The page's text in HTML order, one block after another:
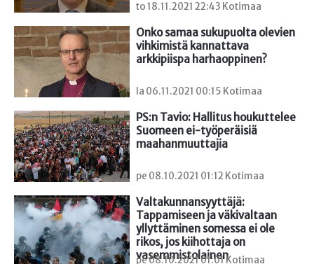
to 18.11.2021 22:43 Kotimaa
Onko samaa sukupuolta olevien
vihkimistä kannattava
arkkipiispa harhaoppinen?
la 06.11.2021 00:15 Kotimaa
PS:n Tavio: Hallitus houkuttelee
Suomeen ei-työperäisiä
maahanmuuttajia
pe 08.10.2021 01:12 Kotimaa
Valtakunnansyyttäjä:
Tappamiseen ja väkivaltaan
yllyttäminen somessa ei ole
rikos, jos kiihottaja on
vasemmistolainen
pe 08.10.2021 01:01 Kotimaa